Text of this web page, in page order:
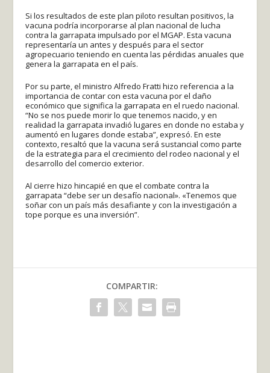
Si los resultados de este plan piloto resultan positivos, la
vacuna podría incorporarse al plan nacional de lucha
contra la garrapata impulsado por el MGAP. Esta vacuna
representaría un antes y después para el sector
agropecuario teniendo en cuenta las pérdidas anuales que
genera la garrapata en el país.
Por su parte, el ministro Alfredo Fratti hizo referencia a la
importancia de contar con esta vacuna por el daño
económico que significa la garrapata en el ruedo nacional.
“No se nos puede morir lo que tenemos nacido, y en
realidad la garrapata invadió lugares en donde no estaba y
aumentó en lugares donde estaba”, expresó. En este
contexto, resaltó que la vacuna será sustancial como parte
de la estrategia para el crecimiento del rodeo nacional y el
desarrollo del comercio exterior.
Al cierre hizo hincapié en que el combate contra la
garrapata “debe ser un desafío nacional». «Tenemos que
soñar con un país más desafiante y con la investigación a
tope porque es una inversión”.
COMPARTIR: